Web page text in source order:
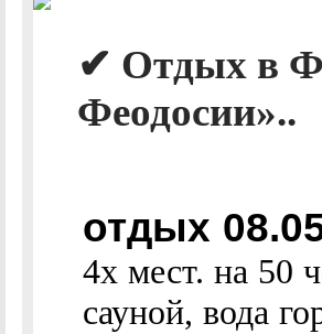
✔ Отдых в
Феодосии»..
отдых
4х мест. на 50
сауной, вода